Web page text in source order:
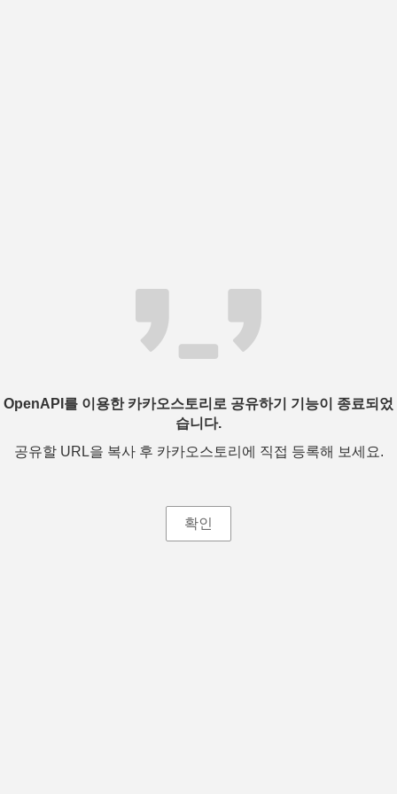
OpenAPI를 이용한 카카오스토리로 공유하기 기능이 종료되었
습니다.
공유할 URL을 복사 후 카카오스토리에 직접 등록해 보세요.
확인